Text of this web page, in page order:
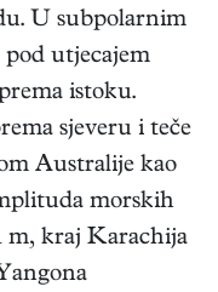
U subpolarnim
pod utjecajem
istoku.
sjeveru i teče
Australije kao
morskih
m, kraj Karachija